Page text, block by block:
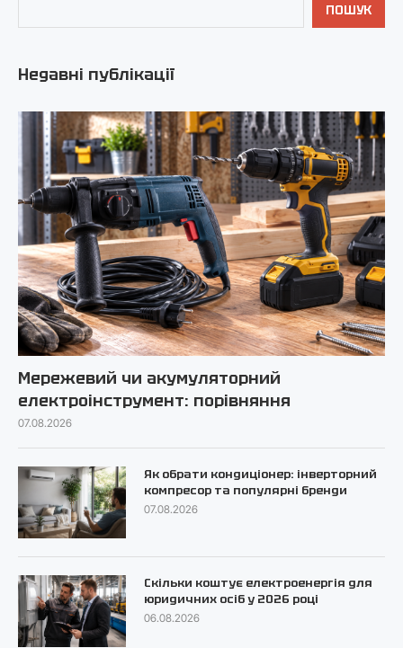
ПОШУК
Недавні публікації
Мережевий чи акумуляторний
електроінструмент: порівняння
07.08.2026
Як обрати кондиціонер: інверторний
компресор та популярні бренди
07.08.2026
Скільки коштує електроенергія для
юридичних осіб у 2026 році
06.08.2026